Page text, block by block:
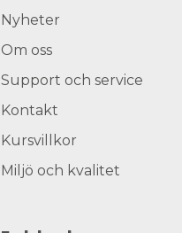
Nyheter
Om oss
Support och service
Kontakt
Kursvillkor
Miljö och kvalitet